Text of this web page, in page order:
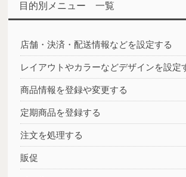
目的別メニュー 一覧
店舗・決済・配送情報などを設定する
レイアウトやカラーなどデザインを設定
商品情報を登録や変更する
定期商品を登録する
注文を処理する
販促